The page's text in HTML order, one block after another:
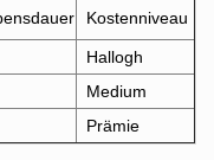
Kostenniveau
Hallogh
Medium
Prämie